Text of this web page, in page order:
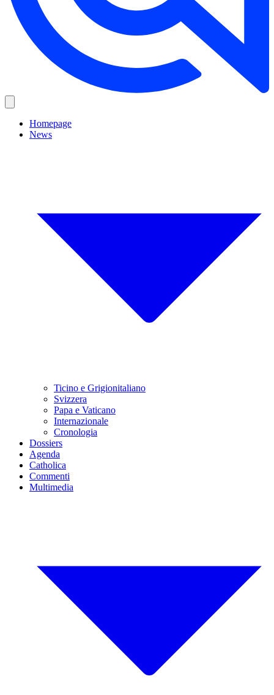
Homepage
News
Ticino e Grigionitaliano
Svizzera
Papa e Vaticano
Internazionale
Cronologia
Dossiers
Agenda
Catholica
Commenti
Multimedia